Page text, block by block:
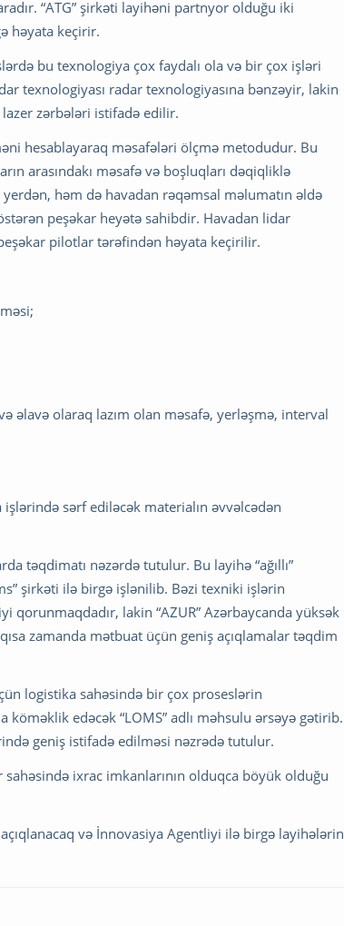
“ATG” şirkəti layihəni partnyor olduğu iki
həyata keçirir.
bu texnologiya çox faydalı ola və bir çox işləri
texnologiyası radar texnologiyasına bənzəyir, lakin
zərbələri istifadə edilir.
hesablayaraq məsafələri ölçmə metodudur. Bu
arasındakı məsafə və boşluqları dəqiqliklə
həm də havadan rəqəmsal məlumatın əldə
peşəkar heyətə sahibdir. Havadan lidar
pilotlar tərəfindən həyata keçirilir.
əlavə olaraq lazım olan məsafə, yerləşmə, interval
sərf ediləcək materialın əvvəlcədən
təqdimatı nəzərdə tutulur. Bu layihə “ağıllı”
şirkəti ilə birgə işlənilib. Bəzi texniki işlərin
lakin “AZUR” Azərbaycanda yüksək
zamanda mətbuat üçün geniş açıqlamalar təqdim
logistika sahəsində bir çox proseslərin
köməklik edəcək “LOMS” adlı məhsulu ərsəyə gətirib.
geniş istifadə edilməsi nəzrədə tutulur.
ixrac imkanlarının olduqca böyük olduğu
və İnnovasiya Agentliyi ilə birgə layihələrin